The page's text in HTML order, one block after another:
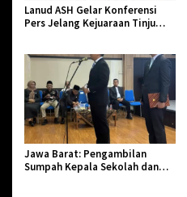
Lanud ASH Gelar Konferensi
Pers Jelang Kejuaraan Tinju
Jawa Barat: Pengambilan
Sumpah Kepala Sekolah dan